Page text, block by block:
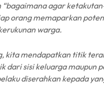
“bagaimana agar
orang memaparkan
warga.
kita mendapatkan titik
dari sisi keluarga
diserahkan kepada